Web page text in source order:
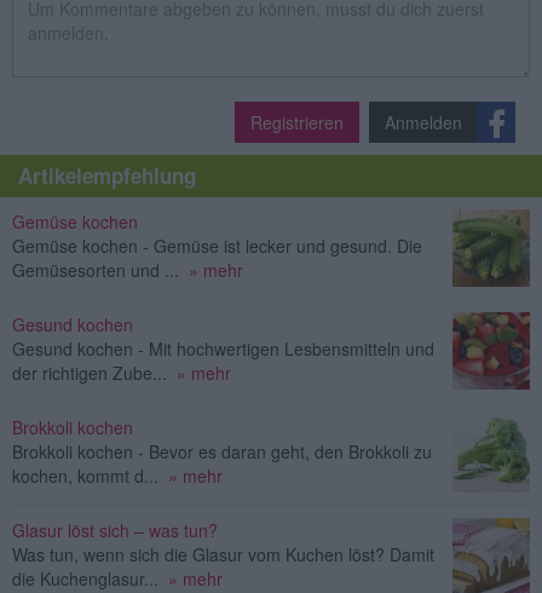
Registrieren Anmelden
Artikelempfehlung
Gemüse kochen
Gemüse kochen - Gemüse ist lecker und gesund. Die
Gemüsesorten und ... » mehr
Gesund kochen
Gesund kochen - Mit hochwertigen Lesbensmitteln und
der richtigen Zube... » mehr
Brokkoli kochen
Brokkoli kochen - Bevor es daran geht, den Brokkoli zu
kochen, kommt d... » mehr
Glasur löst sich – was tun?
Was tun, wenn sich die Glasur vom Kuchen löst? Damit
die Kuchenglasur... » mehr